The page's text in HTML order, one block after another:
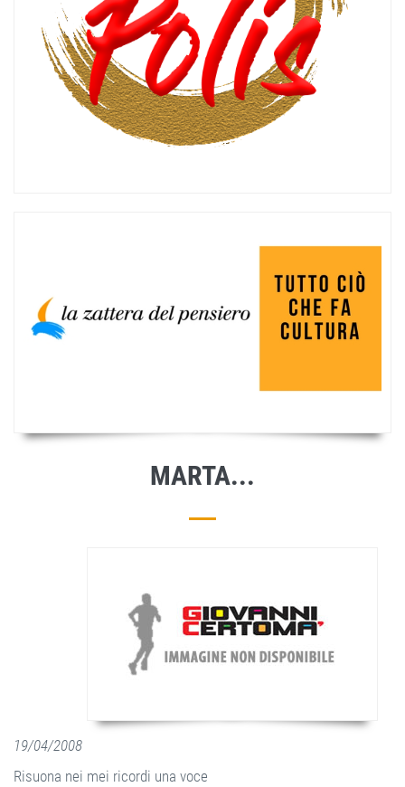
MARTA...
19/04/2008
Risuona nei mei ricordi una voce